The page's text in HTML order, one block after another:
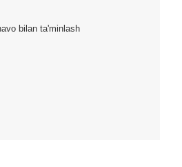
bilan ta'minlash